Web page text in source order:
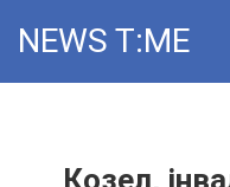
NEWS T:ME
Козел,